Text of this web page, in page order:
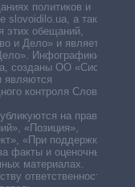
политиков и
slovoidilo.ua, а также
этих обещаний,
и Дело» и является
Инфографики,
созданы ОО «Система
являются
контроля Слово и
на правах
«Позиция»,
«При поддержке».
факты и оценочные
материалах.
ответственность за